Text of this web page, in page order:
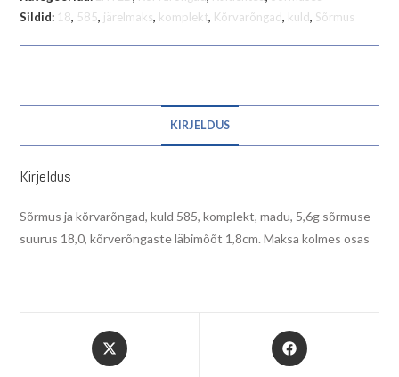
Sildid: 18, 585, järelmaks, komplekt, Kõrvarõngad, kuld, Sõrmus
KIRJELDUS
Kirjeldus
Sõrmus ja kõrvarõngad, kuld 585, komplekt, madu, 5,6g sõrmuse
suurus 18,0, kõrverõngaste läbimõõt 1,8cm. Maksa kolmes osas
Opens
in
Opens
in